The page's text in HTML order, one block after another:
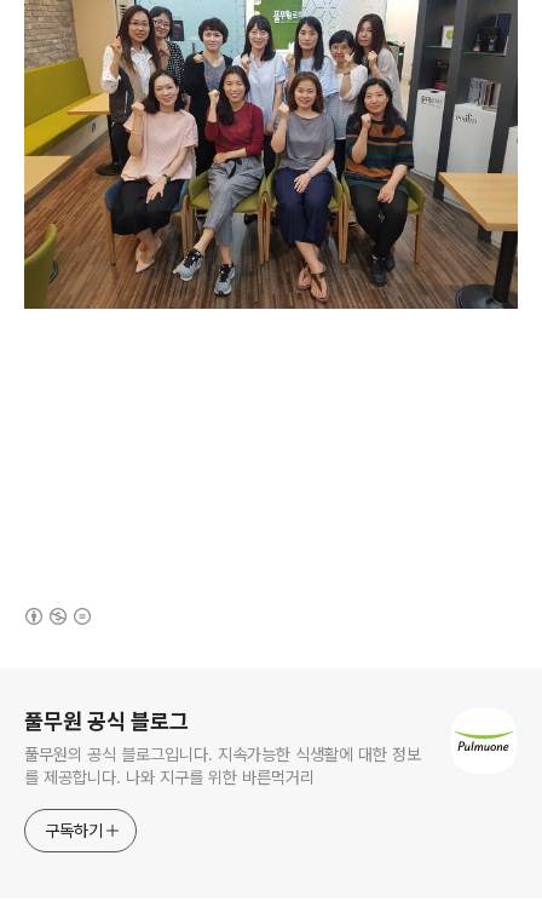
풀무원 공식 블로그
풀무원의 공식 블로그입니다. 지속가능한 식생활에 대한 정보
를 제공합니다. 나와 지구를 위한 바른먹거리
구독하기